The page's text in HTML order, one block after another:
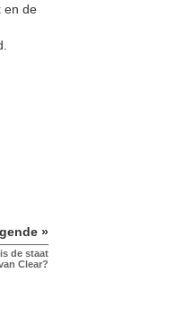
en de
»
de staat
Clear?